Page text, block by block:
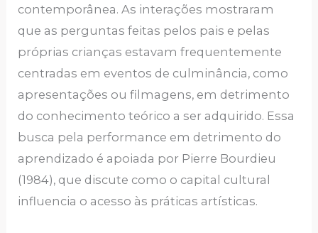
contemporânea. As interações mostraram
que as perguntas feitas pelos pais e pelas
próprias crianças estavam frequentemente
centradas em eventos de culminância, como
apresentações ou filmagens, em detrimento
do conhecimento teórico a ser adquirido. Essa
busca pela performance em detrimento do
aprendizado é apoiada por Pierre Bourdieu
(1984), que discute como o capital cultural
influencia o acesso às práticas artísticas.